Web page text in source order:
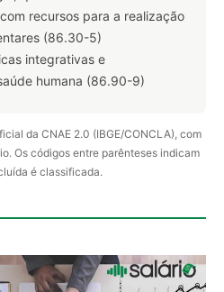
recursos para a realização
(86.30-5)
integrativas e
humana (86.90-9)
da CNAE 2.0 (IBGE/CONCLA), com
Os códigos entre parênteses indicam
é classificada.